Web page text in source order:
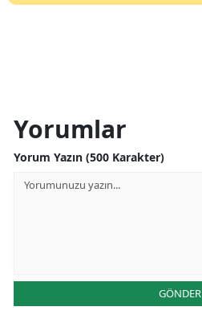
Yorumlar
Yorum Yazın (500 Karakter)
GÖNDER